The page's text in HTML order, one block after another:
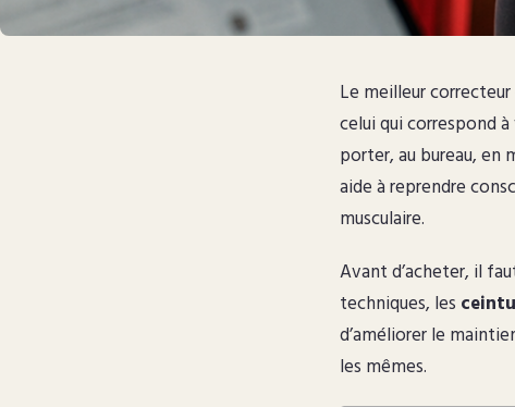
Le meilleur
celui qui correspond
porter, au bureau, en
aide à reprendre
musculaire.
Avant d’acheter, il
techniques, les
d’améliorer le
les mêmes.